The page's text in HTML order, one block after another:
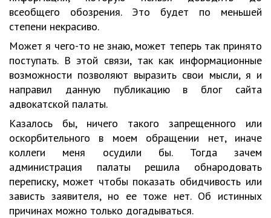
всеобщего обозрения. Это будет по меньшей
степени некрасиво.
Может я чего-то не знаю, может теперь так принято
поступать. В этой связи, так как информационные
возможности позволяют выразить свои мысли, я и
направил данную публикацию в блог сайта
адвокатской палаты.
Казалось бы, ничего такого запрещенного или
оскорбительного в моем обращении нет, иначе
коллеги меня осудили бы. Тогда зачем
администрация палаты решила обнародовать
переписку, может чтобы показать обидчивость или
зависть заявителя, но ее тоже нет. Об истинных
причинах можно только догадываться.